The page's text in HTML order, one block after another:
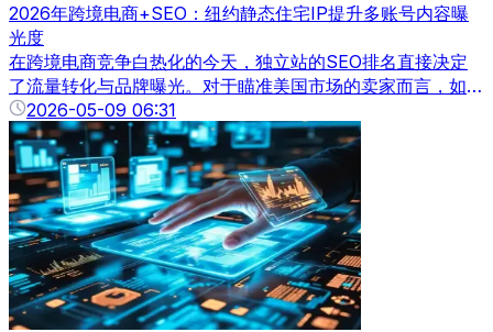
2026年跨境电商+SEO：纽约静态住宅IP提升多账号内容曝
光度
在跨境电商竞争白热化的今天，独立站的SEO排名直接决定
了流量转化与品牌曝光。对于瞄准美国市场的卖家而言，如何
突破地域限制，获取精准的本地化搜索数据，成为优化策略的
关键。纽约静态住宅IP凭借其真实稳定的网络身份，正在成为
提升独立站SEO排名的核心工具。本文将结合实测数据，深
度解析纽约静态住宅IP的作用机制与实战价值。
2026-05-09 06:31